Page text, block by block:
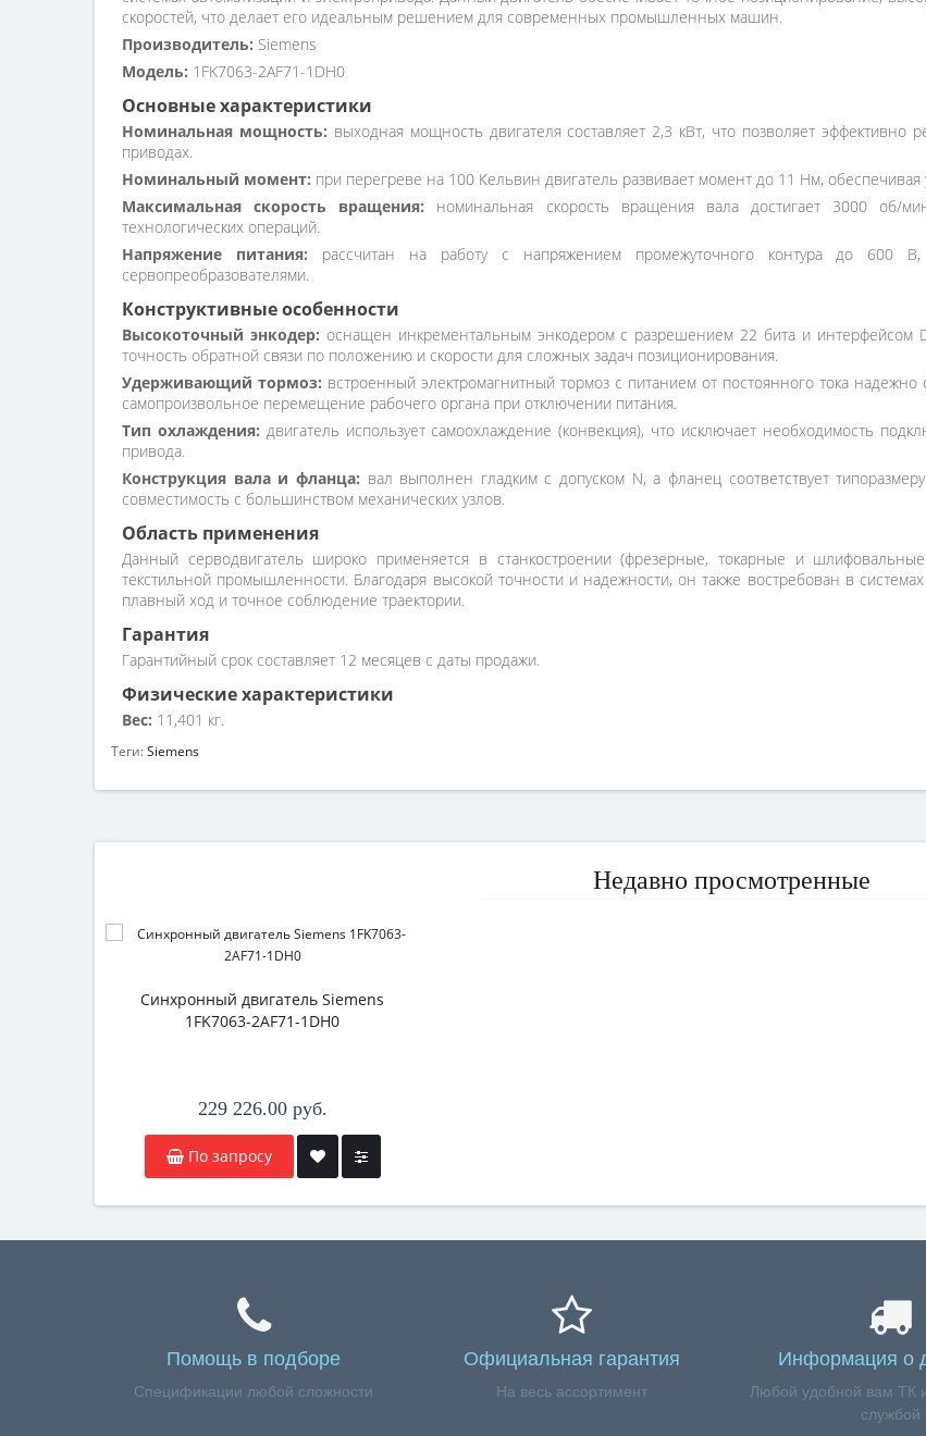
скоростей, что делает его идеальным решением для современных промышленных машин.
Производитель: Siemens
Модель: 1FK7063-2AF71-1DH0
Основные характеристики
Номинальная мощность: выходная мощность двигателя составляет 2,3 кВт, что позволяет
приводах.
Номинальный момент: при перегреве на 100 Кельвин двигатель развивает момент до 11 Нм, обеспечивая
Максимальная скорость вращения: номинальная скорость вращения вала достигает 3000 об/
технологических операций.
Напряжение питания: рассчитан на работу с напряжением промежуточного контура до 600
сервопреобразователями.
Конструктивные особенности
Высокоточный энкодер: оснащен инкрементальным энкодером с разрешением 22 бита и интерфейсом
точность обратной связи по положению и скорости для сложных задач позиционирования.
Удерживающий тормоз: встроенный электромагнитный тормоз с питанием от постоянного тока
самопроизвольное перемещение рабочего органа при отключении питания.
Тип охлаждения: двигатель использует самоохлаждение (конвекция), что исключает необходимость
привода.
Конструкция вала и фланца: вал выполнен гладким с допуском N, а фланец соответствует
совместимость с большинством механических узлов.
Область применения
Данный серводвигатель широко применяется в станкостроении (фрезерные, токарные и
текстильной промышленности. Благодаря высокой точности и надежности, он также востребован в
плавный ход и точное соблюдение траектории.
Гарантия
Гарантийный срок составляет 12 месяцев с даты продажи.
Физические характеристики
Вес: 11,401 кг.
Теги:Siemens
Недавно просмотренные
Синхронный двигатель Siemens
1FK7063-2AF71-1DH0
229 226.00 руб.
По запросу
Помощь в подборе
Спецификации любой сложности
Официальная гарантия
На весь ассортимент
Информация о
Любой удобной вам ТК
службой